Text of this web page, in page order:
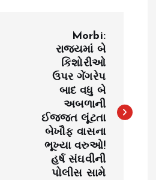
Morbi:
રાજ્યમાં બે
કિશોરીઓ
ઉપર ગેંગરેપ
બાદ વધુ બે
અબળાની
ઈજ્જત લૂંટતા
બેખૌફ વાસના
ભૂખ્યા વરુઓ!
હર્ષ સંઘવીની
પોલીસ સામે